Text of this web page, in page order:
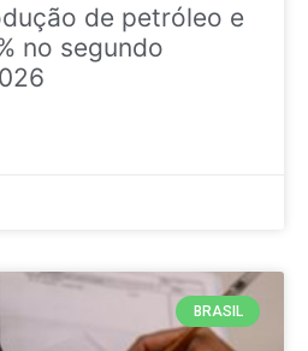
de petróleo e
no segundo
BRASIL